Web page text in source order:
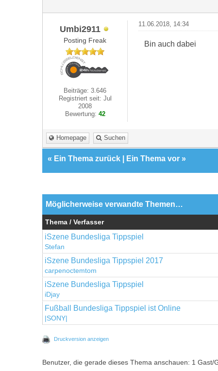
Umbi2911
Posting Freak
Beiträge: 3.646
Registriert seit: Jul
2008
Bewertung: 42
11.06.2018, 14:34
Bin auch dabei
Homepage Suchen
« Ein Thema zurück Ein Thema vor »
Möglicherweise verwandte Themen…
Thema / Verfasser
iSzene Bundesliga Tippspiel
Stefan
iSzene Bundesliga Tippspiel 2017
carpenoctemtom
iSzene Bundesliga Tippspiel
iDjay
Fußball Bundesliga Tippspiel ist Online
|SONY|
Druckversion anzeigen
Benutzer, die gerade dieses Thema anschauen: 1 Gast/